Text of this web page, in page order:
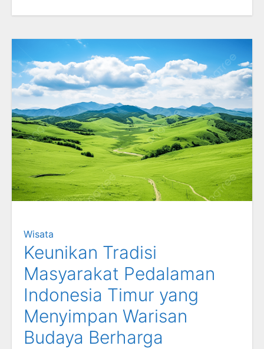
Wisata
Keunikan Tradisi
Masyarakat Pedalaman
Indonesia Timur yang
Menyimpan Warisan
Budaya Berharga